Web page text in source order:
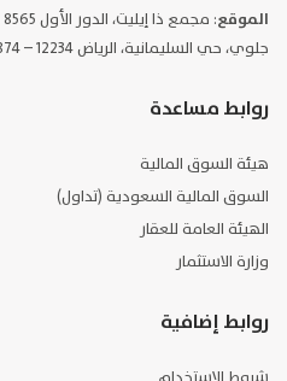
الموقع
جلوي، حي السليمانية، الرياض 12234 – 2874، المملكة العربية السعودية
روابط مساعدة
هيئة السوق المالية
السوق المالية السعودية (تداول)
الهيئة العامة للعقار
وزارة الاستثمار
روابط إضافية